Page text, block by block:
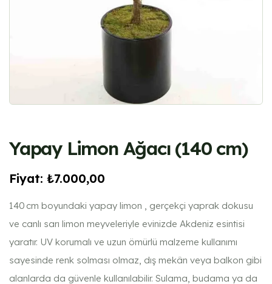
Yapay Limon Ağacı (140 cm)
Fiyat: ₺7.000,00
140 cm boyundaki yapay limon , gerçekçi yaprak dokusu
ve canlı sarı limon meyveleriyle evinizde Akdeniz esintisi
yaratır. UV korumalı ve uzun ömürlü malzeme kullanımı
sayesinde renk solması olmaz, dış mekân veya balkon gibi
alanlarda da güvenle kullanılabilir. Sulama, budama ya da